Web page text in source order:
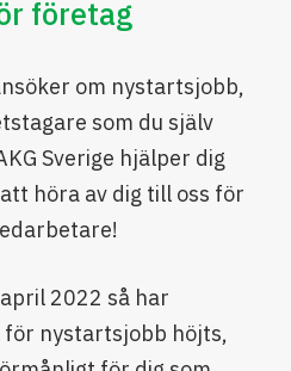
företag
om nystartsjobb,
som du själv
Sverige hjälper dig
höra av dig till oss för
2022 så har
nystartsjobb höjts,